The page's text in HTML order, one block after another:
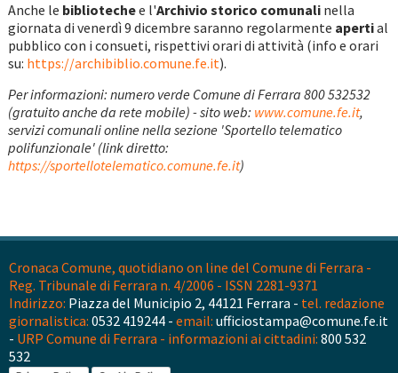
Anche le bibliotechee l'Archivio storico comunalinella
giornata di venerdì 9 dicembre saranno regolarmente apertial
pubblico con i consueti, rispettivi orari di attività (info e orari
su: https://archibiblio.comune.fe.it).
Per informazioni: numero verde Comune di Ferrara 800 532532
(gratuito anche da rete mobile) - sito web: www.comune.fe.it,
servizi comunali online nella sezione 'Sportello telematico
polifunzionale' (link diretto:
https://sportellotelematico.comune.fe.it)
Cronaca Comune, quotidiano on line del Comune di Ferrara -
Reg. Tribunale di Ferrara n. 4/2006 - ISSN 2281-9371
Indirizzo: Piazza del Municipio 2, 44121 Ferrara - tel. redazione
giornalistica: 0532 419244 - email: ufficiostampa@comune.fe.it
- URP Comune di Ferrara - informazioni ai cittadini: 800 532
532